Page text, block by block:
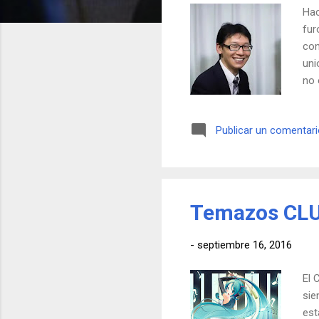
no
de
Publicar un
Temazos
- septiembre 16, 2016
El